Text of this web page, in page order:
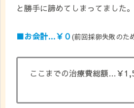
と勝手に諦めてしまってました。
■お会計…￥０ (前回採卵失敗のた
ここまでの治療費総額…￥